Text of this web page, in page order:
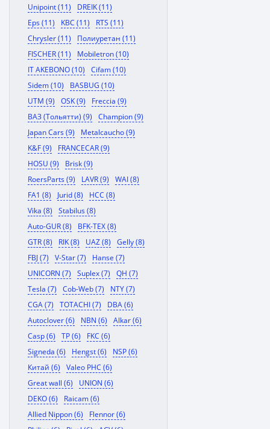
Unipoint (11)
DREIK (11)
Eps (11)
KBC (11)
RTS (11)
Chrysler (11)
Полиуретан (11)
FISCHER (11)
Mobiletron (10)
IT AKEBONO (10)
Cifam (10)
Sidem (10)
BASBUG (10)
UTM (9)
OSK (9)
Freccia (9)
ВАЗ (Тольятти) (9)
Champion (9)
Japan Cars (9)
Metalcaucho (9)
K&F (9)
FRANCECAR (9)
HOSU (9)
Brisk (9)
RoersParts (9)
LAVR (9)
WAI (8)
FA1 (8)
Jurid (8)
HCC (8)
Vika (8)
Stabilus (8)
Auto-GUR (8)
BFK-TEX (8)
GTR (8)
RIK (8) UAZ (8)
Gelly (8)
FBJ (7)
V-Star (7)
Hanse (7)
UNICORN (7)
Suplex (7)
QH (7)
Tesla (7)
Cob-Web (7)
NTY (7)
CGA (7)
TOTACHI (7)
DBA (6)
Autoclover (6)
NBN (6)
Alkar (6)
Casp (6)
TP (6)
FKC (6)
Signeda (6)
Hengst (6)
NSP (6)
Китай (6)
Valeo PHC (6)
Great wall (6)
UNION (6)
DEKO (6)
Raicam (6)
Allied Nippon (6)
Flennor (6)